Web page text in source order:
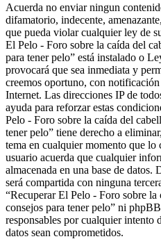
Acuerda no enviar ningun
difamatorio, indecente,
que pueda violar cualquier ley de
El Pelo - Foro sobre la caída del
para tener pelo” está instalado o
provocará que sea inmediata y
creemos oportuno, con
Internet. Las direcciones IP de
ayuda para reforzar estas
Pelo - Foro sobre la caída del
tener pelo” tiene derecho a
tema en cualquier momento que lo
usuario acuerda que cualquier
almacenada en una base de
será compartida con ninguna
“Recuperar El Pelo - Foro sobre
consejos para tener pelo” ni
responsables por cualquier intento
datos sean comprometidos.